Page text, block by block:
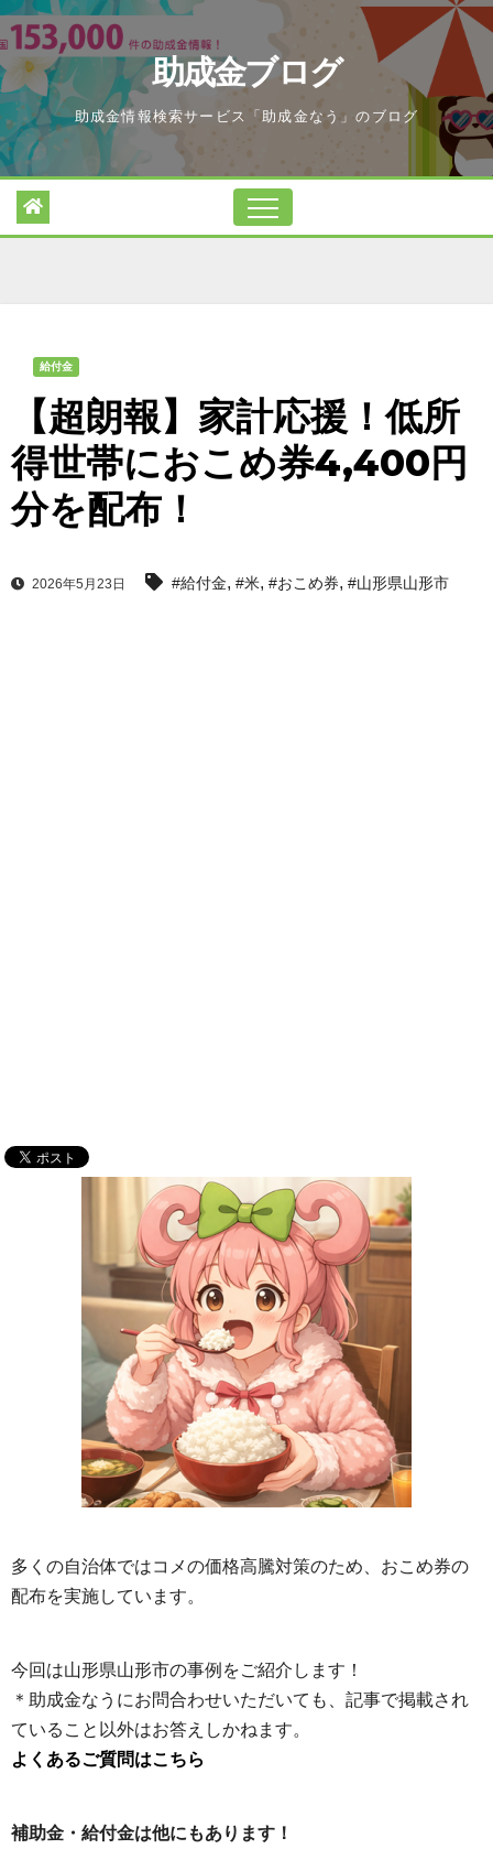
Skip
to
content
助成金ブログ
助成金情報検索サービス「助成金なう」のブログ
給付金
【超朗報】家計応援！低所
得世帯におこめ券4,400円
分を配布！
2026年5月23日 #給付金, #米, #おこめ券, #山形県山形市
多くの自治体ではコメの価格高騰対策のため、おこめ券の
配布を実施しています。
今回は山形県山形市の事例をご紹介します！
＊助成金なうにお問合わせいただいても、記事で掲載され
ていること以外はお答えしかねます。
よくあるご質問はこちら
補助金・給付金は他にもあります！